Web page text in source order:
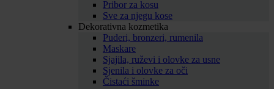
Pribor za kosu
Sve za njegu kose
Dekorativna kozmetika
Puderi, bronzeri, rumenila
Maskare
Sjajila, ruževi i olovke za usne
Sjenila i olovke za oči
Čistaći šminke